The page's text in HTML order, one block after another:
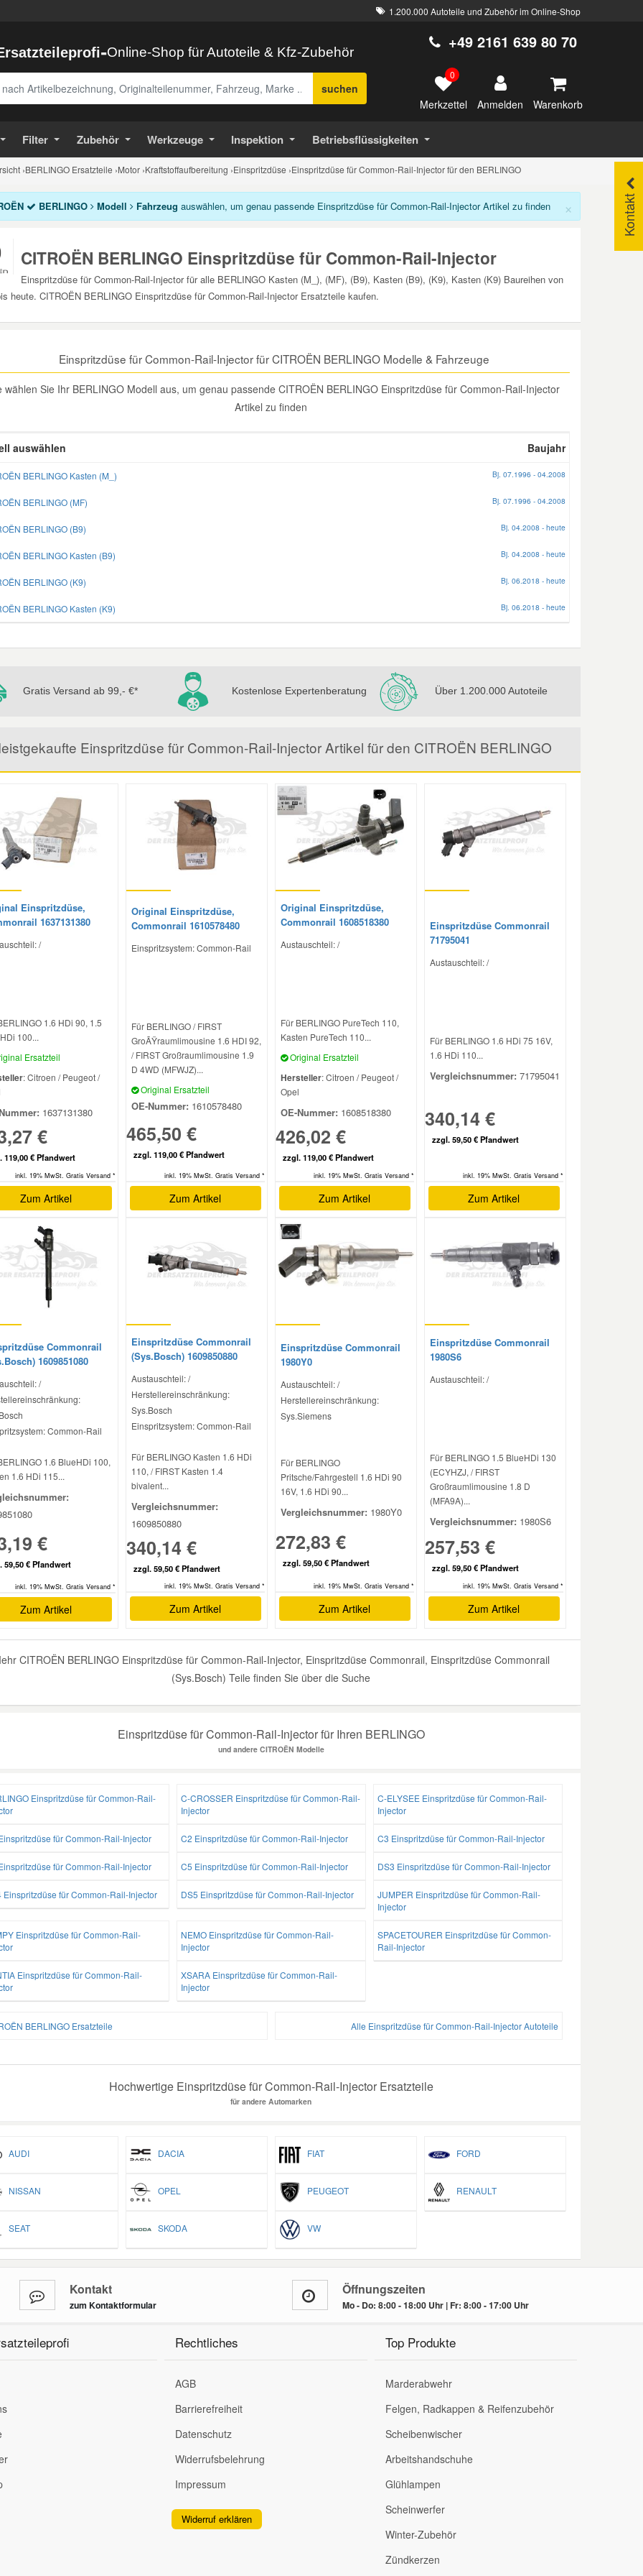
1.200.000 Autoteile und Zubehör im Online-Shop
-Online-Shop für Autoteile & Kfz-Zubehör
suchen
+49 2161 639 80 70
0
Merkzettel Anmelden Warenkorb
Filter Zubehör Werkzeuge Inspektion Betriebsflüssigkeiten
›BERLINGO Ersatzteile ›Motor ›Kraftstoffaufbereitung ›Einspritzdüse ›Einspritzdüse für Common-Rail-Injector für den BERLINGO
Kontakt
×
BERLINGO Modell Fahrzeug auswählen, um genau passende Einspritzdüse für Common-Rail-Injector Artikel zu finden
CITROËN BERLINGO Einspritzdüse für Common-Rail-Injector
Einspritzdüse für Common-Rail-Injector für alle BERLINGO Kasten (M_), (MF), (B9), Kasten (B9), (K9), Kasten (K9) Baureihen von
heute. CITROËN BERLINGO Einspritzdüse für Common-Rail-Injector Ersatzteile kaufen.
Einspritzdüse für Common-Rail-Injector für CITROËN BERLINGO Modelle & Fahrzeuge
wählen Sie Ihr BERLINGO Modell aus, um genau passende CITROËN BERLINGO Einspritzdüse für Common-Rail-Injector
Artikel zu finden
auswählen Baujahr
BERLINGO Kasten (M_) Bj. 07.1996 - 04.2008
BERLINGO (MF) Bj. 07.1996 - 04.2008
BERLINGO (B9) Bj. 04.2008 - heute
BERLINGO Kasten (B9) Bj. 04.2008 - heute
BERLINGO (K9) Bj. 06.2018 - heute
BERLINGO Kasten (K9) Bj. 06.2018 - heute
Gratis Versand ab 99,- €* Kostenlose Expertenberatung Über 1.200.000 Autoteile
Einspritzdüse für Common-Rail-Injector Artikel für den CITROËN BERLINGO
Einspritzdüse,
1637131380
/
1.6 HDi 90, 1.5
100...
Ersatzteil
: Citroen / Peugeot /
1637131380
€
119,00 € Pfandwert
inkl. 19% MwSt. Gratis Versand *
Zum Artikel
Original Einspritzdüse,
Commonrail 1610578480
Einspritzsystem: Common-Rail
Für BERLINGO / FIRST
GroÃŸraumlimousine 1.6 HDI 92,
/ FIRST Großraumlimousine 1.9
D 4WD (MFWJZ)...
Original Ersatzteil
OE-Nummer: 1610578480
465,50 €
zzgl. 119,00 € Pfandwert
inkl. 19% MwSt. Gratis Versand *
Zum Artikel
Original Einspritzdüse,
Commonrail 1608518380
Austauschteil: /
Für BERLINGO PureTech 110,
Kasten PureTech 110...
Original Ersatzteil
Hersteller: Citroen / Peugeot /
Opel
OE-Nummer: 1608518380
426,02 €
zzgl. 119,00 € Pfandwert
inkl. 19% MwSt. Gratis Versand *
Zum Artikel
Einspritzdüse Commonrail
71795041
Austauschteil: /
Für BERLINGO 1.6 HDi 75 16V,
1.6 HDi 110...
Vergleichsnummer: 71795041
340,14 €
zzgl. 59,50 € Pfandwert
inkl. 19% MwSt. Gratis Versand *
Zum Artikel
Commonrail
1609851080
/
Common-Rail
1.6 BlueHDi 100,
1.6 HDi 115...
€
59,50 € Pfandwert
inkl. 19% MwSt. Gratis Versand *
Zum Artikel
Einspritzdüse Commonrail
(Sys.Bosch) 1609850880
Austauschteil: /
Herstellereinschränkung:
Sys.Bosch
Einspritzsystem: Common-Rail
Für BERLINGO Kasten 1.6 HDi
110, / FIRST Kasten 1.4
bivalent...
Vergleichsnummer:
1609850880
340,14 €
zzgl. 59,50 € Pfandwert
inkl. 19% MwSt. Gratis Versand *
Zum Artikel
Einspritzdüse Commonrail
1980Y0
Austauschteil: /
Herstellereinschränkung:
Sys.Siemens
Für BERLINGO
Pritsche/Fahrgestell 1.6 HDi 90
16V, 1.6 HDi 90...
Vergleichsnummer: 1980Y0
272,83 €
zzgl. 59,50 € Pfandwert
inkl. 19% MwSt. Gratis Versand *
Zum Artikel
Einspritzdüse Commonrail
1980S6
Austauschteil: /
Für BERLINGO 1.5 BlueHDi 130
(ECYHZJ, / FIRST
Großraumlimousine 1.8 D
(MFA9A)...
Vergleichsnummer: 1980S6
257,53 €
zzgl. 59,50 € Pfandwert
inkl. 19% MwSt. Gratis Versand *
Zum Artikel
CITROËN BERLINGO Einspritzdüse für Common-Rail-Injector, Einspritzdüse Commonrail, Einspritzdüse Commonrail
(Sys.Bosch) Teile finden Sie über die Suche
Einspritzdüse für Common-Rail-Injector für Ihren BERLINGO
und andere CITROËN Modelle
Einspritzdüse für Common-Rail-
C-CROSSER Einspritzdüse für Common-Rail-
Injector
C-ELYSEE Einspritzdüse für Common-Rail-
Injector
für Common-Rail-Injector C2 Einspritzdüse für Common-Rail-Injector C3 Einspritzdüse für Common-Rail-Injector
für Common-Rail-Injector C5 Einspritzdüse für Common-Rail-Injector DS3 Einspritzdüse für Common-Rail-Injector
Einspritzdüse für Common-Rail-Injector DS5 Einspritzdüse für Common-Rail-Injector
JUMPER Einspritzdüse für Common-Rail-
Injector
Einspritzdüse für Common-Rail-
NEMO Einspritzdüse für Common-Rail-
Injector
SPACETOURER Einspritzdüse für Common-
Rail-Injector
Einspritzdüse für Common-Rail-
XSARA Einspritzdüse für Common-Rail-
Injector
BERLINGO Ersatzteile Alle Einspritzdüse für Common-Rail-Injector Autoteile
Hochwertige Einspritzdüse für Common-Rail-Injector Ersatzteile
für andere Automarken
AUDI DACIA FIAT FORD
NISSAN OPEL PEUGEOT RENAULT
SEAT SKODA VW
Kontakt
zum Kontaktformular
Öffnungszeiten
Mo - Do: 8:00 - 18:00 Uhr | Fr: 8:00 - 17:00 Uhr
Rechtliches
AGB
Barrierefreiheit
Datenschutz
Widerrufsbelehrung
Impressum
Widerruf erklären
Top Produkte
Marderabwehr
Felgen, Radkappen & Reifenzubehör
Scheibenwischer
Arbeitshandschuhe
Glühlampen
Scheinwerfer
Winter-Zubehör
Zündkerzen